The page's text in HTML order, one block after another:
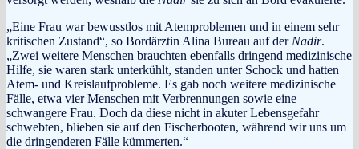
„Eine Frau war bewusstlos mit Atemproblemen und in einem sehr
kritischen Zustand“, so Bordärztin Alina Bureau auf der Nadir.
„Zwei weitere Menschen brauchten ebenfalls dringend medizinische
Hilfe, sie waren stark unterkühlt, standen unter Schock und hatten
Atem- und Kreislaufprobleme. Es gab noch weitere medizinische
Fälle, etwa vier Menschen mit Verbrennungen sowie eine
schwangere Frau. Doch da diese nicht in akuter Lebensgefahr
schwebten, blieben sie auf den Fischerbooten, während wir uns um
die dringenderen Fälle kümmerten.“